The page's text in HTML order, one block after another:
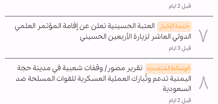
قبل 2 ايام
خدمة الأخبار
العتبة الحسينية تعلن عن إقامة المؤتمر العلمي
الدولي العاشر لزيارة الأربعين الحسيني
قبل 3 ايام
الوسائط المتعدده تقرير مصور/ وقفات شعبية في مدينة حجة
اليمنية تدعم وتُبارك العملية العسكرية للقوات المسلحة ضد
السعودية
قبل 2 ايام